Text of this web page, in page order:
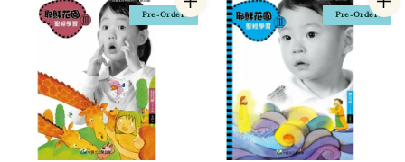
Pre-Order Pre-Order